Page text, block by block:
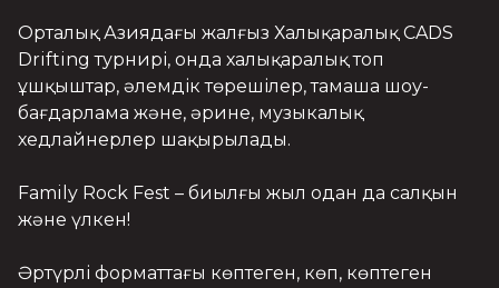
Орталық Азиядағы жалғыз Халықаралық CADS
Drifting турнирі, онда халықаралық топ
ұшқыштар, әлемдік төрешілер, тамаша шоу-
бағдарлама және, әрине, музыкалық
хедлайнерлер шақырылады.
Family Rock Fest – биылғы жыл одан да салқын
және үлкен!
Әртүрлі форматтағы көптеген, көп, көптеген